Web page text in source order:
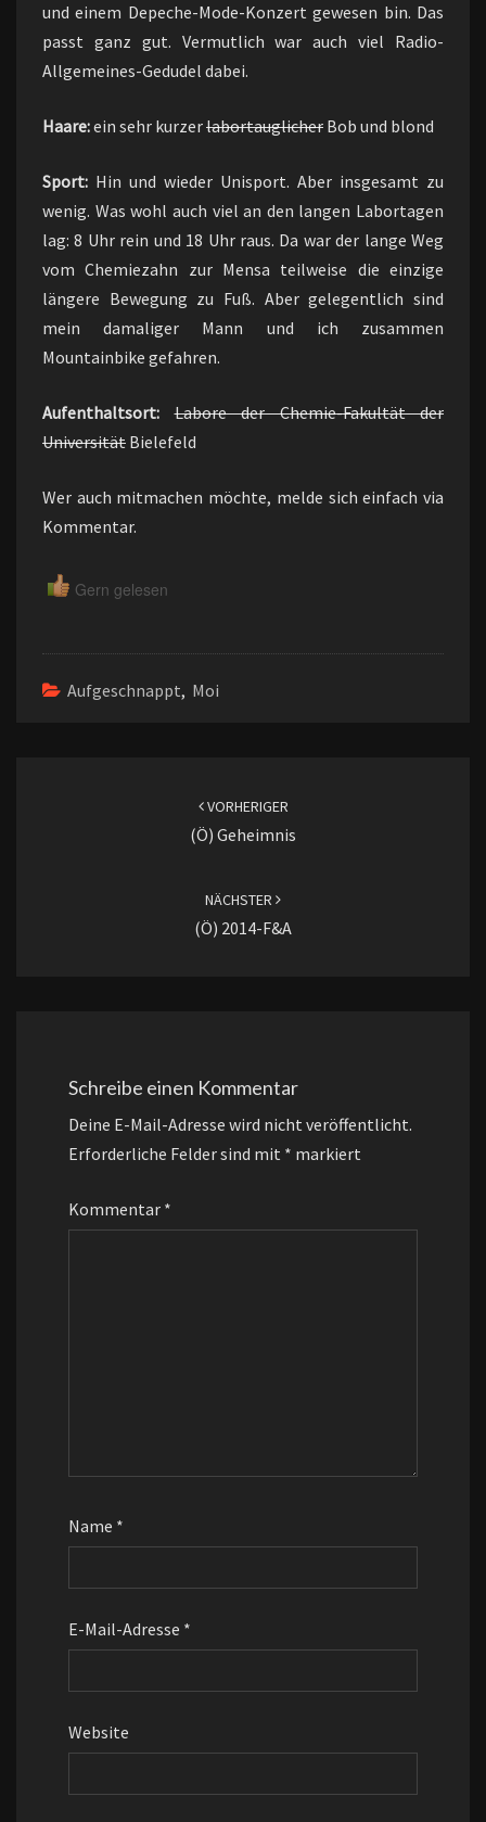
und einem Depeche-Mode-Konzert gewesen bin. Das
passt ganz gut. Vermutlich war auch viel Radio-
Allgemeines-Gedudel dabei.
Haare:ein sehr kurzerlabortauglicher Bob und blond
Sport: Hin und wieder Unisport. Aber insgesamt zu
wenig. Was wohl auch viel an den langen Labortagen
lag: 8 Uhr rein und 18 Uhr raus. Da war der lange Weg
vom Chemiezahn zur Mensa teilweise die einzige
längere Bewegung zu Fuß. Aber gelegentlich sind
mein damaliger Mann und ich zusammen
Mountainbike gefahren.
Aufenthaltsort:
Labore der Chemie-Fakultät der
Universität Bielefeld
Wer auch mitmachen möchte, melde sich einfach via
Kommentar.
Gern gelesen
Aufgeschnappt, Moi
VORHERIGER
(ö) Geheimnis
NÄCHSTER
(ö) 2014-F&A
Schreibe einen Kommentar
Deine E-Mail-Adresse wird nicht veröffentlicht.
Erforderliche Felder sind mit * markiert
Kommentar *
Name *
E-Mail-Adresse *
Website